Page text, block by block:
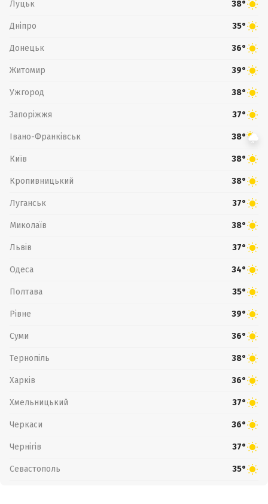
Луцьк 38°
Дніпро 35°
Донецьк 36°
Житомир 39°
Ужгород 38°
Запоріжжя 37°
Івано-Франківськ 38°
Київ 38°
Кропивницький 38°
Луганськ 37°
Миколаїв 38°
Львів 37°
Одеса 34°
Полтава 35°
Рівне 39°
Суми 36°
Тернопіль 38°
Харків 36°
Хмельницький 37°
Черкаси 36°
Чернігів 37°
Севастополь 35°